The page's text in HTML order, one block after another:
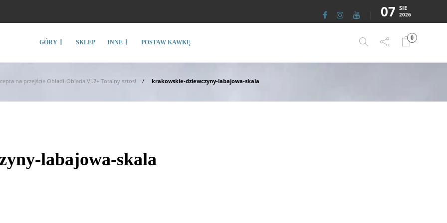
07 SIE
2026
GÓRY SKLEP INNE POSTAW KAWKĘ
0
na przejście Obladi-Oblada VI.2+ Totalny sztos! krakowskie-dziewczyny-labajowa-skala
labajowa-skala